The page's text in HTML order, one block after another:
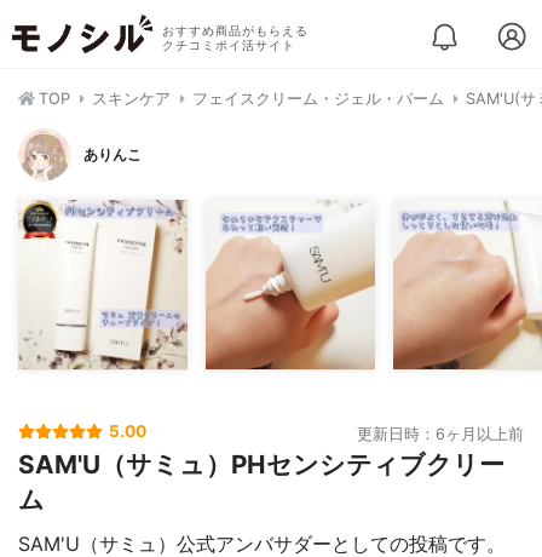
おすすめ商品がもらえる
クチコミポイ活サイト
TOP スキンケア フェイスクリーム・ジェル・バーム SAM'U(サ
ありんこ
5.00 更新日時：6ヶ月以上前
SAM'U（サミュ）PHセンシティブクリー
ム
SAM'U（サミュ）公式アンバサダーとしての投稿です。